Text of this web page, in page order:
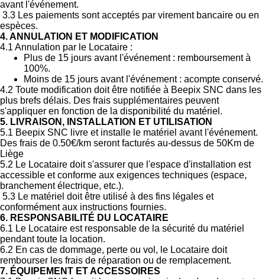
avant l'événement.
3.3 Les paiements sont acceptés par virement bancaire ou en
espèces.
4. ANNULATION ET MODIFICATION
4.1 Annulation par le Locataire :
Plus de 15 jours avant l'événement : remboursement à
100%.
Moins de 15 jours avant l'événement : acompte conservé.
4.2 Toute modification doit être notifiée à Beepix SNC dans les
plus brefs délais. Des frais supplémentaires peuvent
s'appliquer en fonction de la disponibilité du matériel.
5. LIVRAISON, INSTALLATION ET UTILISATION
5.1 Beepix SNC livre et installe le matériel avant l'événement.
Des frais de 0.50€/km seront facturés au-dessus de 50Km de
Liège
5.2 Le Locataire doit s'assurer que l'espace d'installation est
accessible et conforme aux exigences techniques (espace,
branchement électrique, etc.).
5.3 Le matériel doit être utilisé à des fins légales et
conformément aux instructions fournies.
6. RESPONSABILITÉ DU LOCATAIRE
6.1 Le Locataire est responsable de la sécurité du matériel
pendant toute la location.
6.2 En cas de dommage, perte ou vol, le Locataire doit
rembourser les frais de réparation ou de remplacement.
7. ÉQUIPEMENT ET ACCESSOIRES